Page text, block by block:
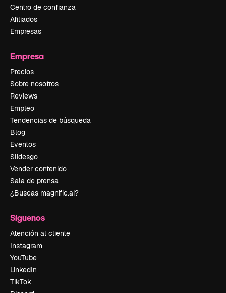
Centro de confianza
Afiliados
Empresas
Empresa
Precios
Sobre nosotros
Reviews
Empleo
Tendencias de búsqueda
Blog
Eventos
Slidesgo
Vender contenido
Sala de prensa
¿Buscas magnific.ai?
Síguenos
Atención al cliente
Instagram
YouTube
LinkedIn
TikTok